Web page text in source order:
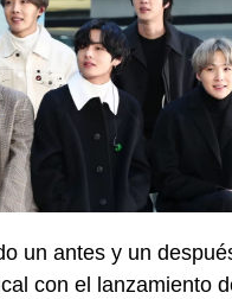
un antes y un
con el lanzamiento